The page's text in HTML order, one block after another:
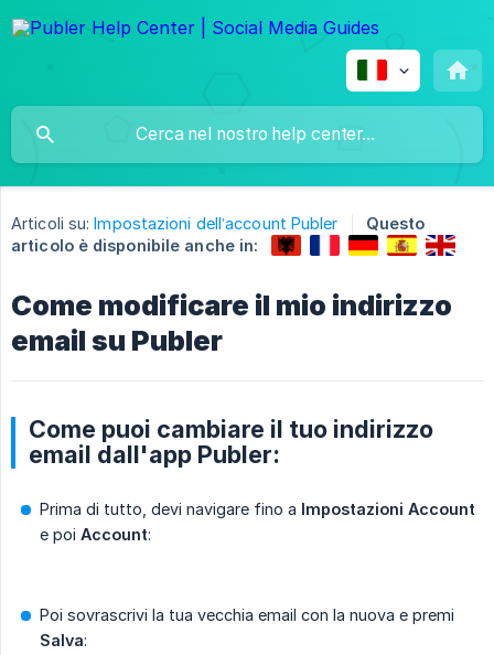
Articoli su: Impostazioni dell’account Publer
Questo
articolo è disponibile anche in:
Come modificare il mio indirizzo
email su Publer
Come puoi cambiare il tuo indirizzo
email dall'app Publer:
Prima di tutto, devi navigare fino a Impostazioni Account
e poi Account:
Poi sovrascrivi la tua vecchia email con la nuova e premi
Salva: